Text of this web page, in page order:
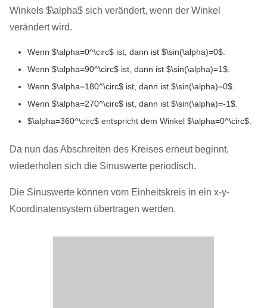
Winkels $\alpha$ sich verändert, wenn der Winkel
verändert wird.
Wenn $\alpha=0^\circ$ ist, dann ist $\sin(\alpha)=0$.
Wenn $\alpha=90^\circ$ ist, dann ist $\sin(\alpha)=1$.
Wenn $\alpha=180^\circ$ ist, dann ist $\sin(\alpha)=0$.
Wenn $\alpha=270^\circ$ ist, dann ist $\sin(\alpha)=-1$.
$\alpha=360^\circ$ entspricht dem Winkel $\alpha=0^\circ$.
Da nun das Abschreiten des Kreises erneut beginnt,
wiederholen sich die Sinuswerte periodisch.
Die Sinuswerte können vom Einheitskreis in ein x-y-
Koordinatensystem übertragen werden.